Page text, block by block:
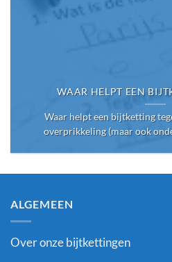
WAAR HELPT EEN
Waar helpt een bijtketting
overprikkeling (maar ook
ALGEMEEN
Over onze bijtkettingen